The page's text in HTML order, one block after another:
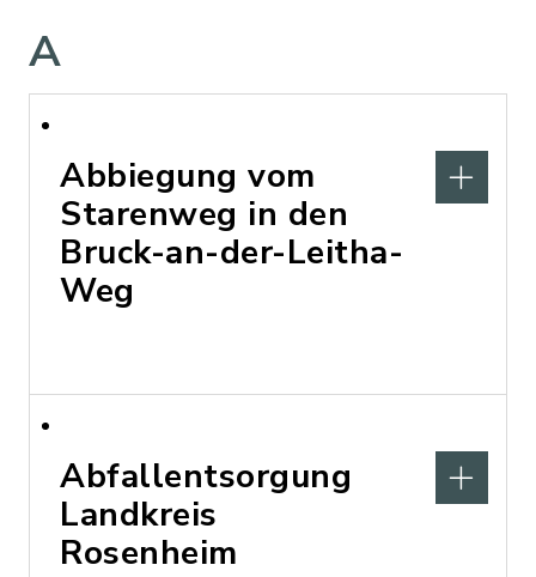
A
Abbiegung vom
Starenweg in den
Bruck-an-der-Leitha-
Weg
Abfallentsorgung
Landkreis
Rosenheim